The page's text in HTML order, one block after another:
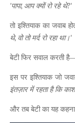
'पापा, आप क्यों रो रहे थे?'
तो इश्तियाक का जवाब
थे, वो तो मर्द रो रहा था।'
बेटी फिर सवाल करती
इस पर इश्तियाक जो
इंतज़ार में रहता है कि
और तब बेटी का यह